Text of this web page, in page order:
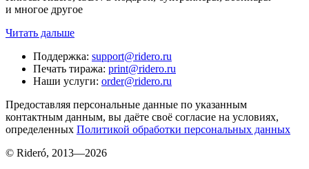
и многое другое
Читать дальше
Поддержка: support@ridero.ru
Печать тиража: print@ridero.ru
Наши услуги: order@ridero.ru
Предоставляя персональные данные по указанным
контактным данным, вы даёте своё согласие на условиях,
определенных Политикой обработки персональных данных
© Rideró, 2013—2026